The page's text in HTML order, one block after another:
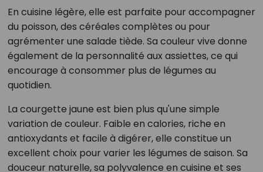
En cuisine légère, elle est parfaite pour accompagner
du poisson, des céréales complètes ou pour
agrémenter une salade tiède. Sa couleur vive donne
également de la personnalité aux assiettes, ce qui
encourage à consommer plus de légumes au
quotidien.
La courgette jaune est bien plus qu'une simple
variation de couleur. Faible en calories, riche en
antioxydants et facile à digérer, elle constitue un
excellent choix pour varier les légumes de saison. Sa
douceur naturelle, sa polyvalence en cuisine et ses